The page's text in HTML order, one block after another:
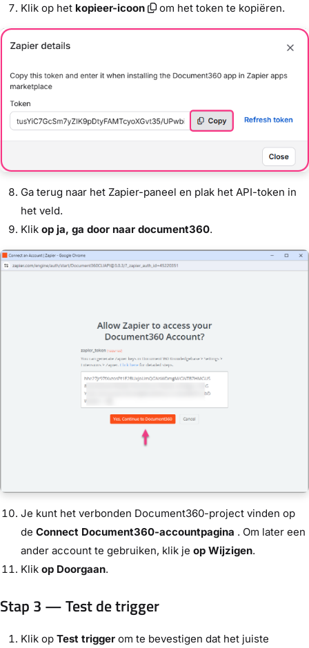
Klik op het kopieer-icoon om het token te kopiëren.
Ga terug naar het Zapier-paneel en plak het API-token in
het veld.
Klik op ja, ga door naar document360.
Je kunt het verbonden Document360-project vinden op
de Connect Document360-accountpagina . Om later een
ander account te gebruiken, klik je op Wijzigen.
Klik op Doorgaan.
Stap 3 — Test de trigger
Klik op Test trigger om te bevestigen dat het juiste